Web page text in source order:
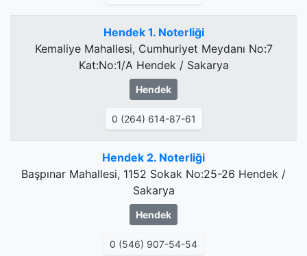
Hendek 1. Noterliği
Kemaliye Mahallesi, Cumhuriyet Meydanı No:7
Kat:No:1/A Hendek / Sakarya
Hendek
0 (264) 614-87-61
Hendek 2. Noterliği
Başpınar Mahallesi, 1152 Sokak No:25-26 Hendek /
Sakarya
Hendek
0 (546) 907-54-54